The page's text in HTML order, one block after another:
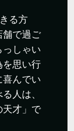
る方
舗で過ご
っしゃい
を思い行
んでい
人は、
天才」で